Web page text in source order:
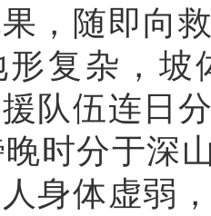
，随即向
复杂，坡
队伍连日
时分于深
身体虚弱